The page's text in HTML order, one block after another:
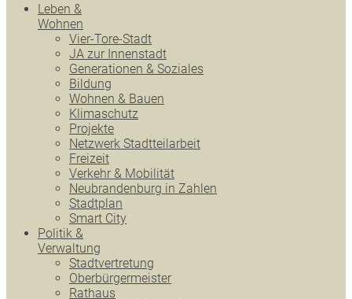
Leben &
Wohnen
Vier-Tore-Stadt
JA zur Innenstadt
Generationen & Soziales
Bildung
Wohnen & Bauen
Klimaschutz
Projekte
Netzwerk Stadtteilarbeit
Freizeit
Verkehr & Mobilität
Neubrandenburg in Zahlen
Stadtplan
Smart City
Politik &
Verwaltung
Stadtvertretung
Oberbürgermeister
Rathaus